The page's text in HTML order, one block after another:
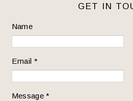
GET IN
Name
Email *
Message*